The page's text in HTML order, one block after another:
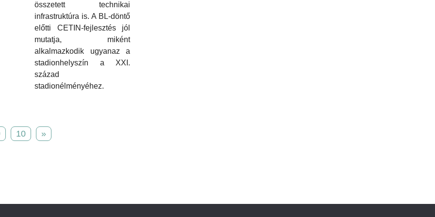
összetett technikai
infrastruktúra is. A BL-döntő
előtti CETIN-fejlesztés jól
mutatja, miként
alkalmazkodik ugyanaz a
stadionhelyszín a XXI.
század
stadionélményéhez.
10 »